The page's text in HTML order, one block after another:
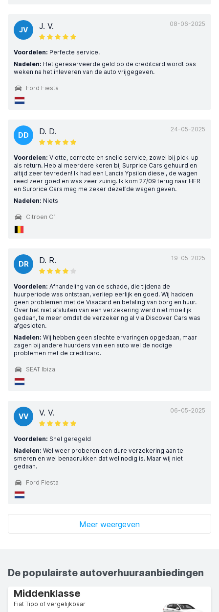
08-06-2025
JV J. V.
Voordelen: Perfecte service!
Nadelen: Het gereserveerde geld op de creditcard wordt pas
weken na het inleveren van de auto vrijgegeven.
Ford Fiesta
24-05-2025
DD D. D.
Voordelen: Vlotte, correcte en snelle service, zowel bij pick-up
als return. Heb al meerdere keren bij Surprice Cars gehuurd en
altijd zeer tevreden! Ik had een Lancia Ypsilon diesel, de wagen
reed zeer goed en was zeer zuinig. Ik kom 27/09 terug naar HER
en Surprice Cars mag me zeker dezelfde wagen geven.
Nadelen: Niets
Citroen C1
19-05-2025
DR D. R.
Voordelen: Afhandeling van de schade, die tijdena de
huurperiode was ontstaan, verliep eerlijk en goed. Wij hadden
geen problemen met de Visacard en betaling van borg en huur.
Over het niet afsluiten van een verzekering werd niet moeilijk
gedaan, te meer omdat de verzekering al via Discover Cars was
afgesloten.
Nadelen: Wij hebben geen slechte ervaringen opgedaan, maar
zagen bij andere huurders van een auto wel de nodige
problemen met de creditcard.
SEAT Ibiza
06-05-2025
VV V. V.
Voordelen: Snel geregeld
Nadelen: Wel weer proberen een dure verzekering aan te
smeren en wel benadrukken dat wel nodig is. Maar wij niet
gedaan.
Ford Fiesta
Meer weergeven
De populairste autoverhuuraanbiedingen
Middenklasse
Fiat Tipo of vergelijkbaar